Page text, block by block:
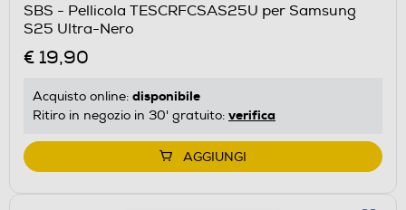
SBS - Pellicola TESCRFCSAS25U per Samsung
S25 Ultra-Nero
€ 19,90
Acquisto online: disponibile
Ritiro in negozio in 30' gratuito: verifica
AGGIUNGI